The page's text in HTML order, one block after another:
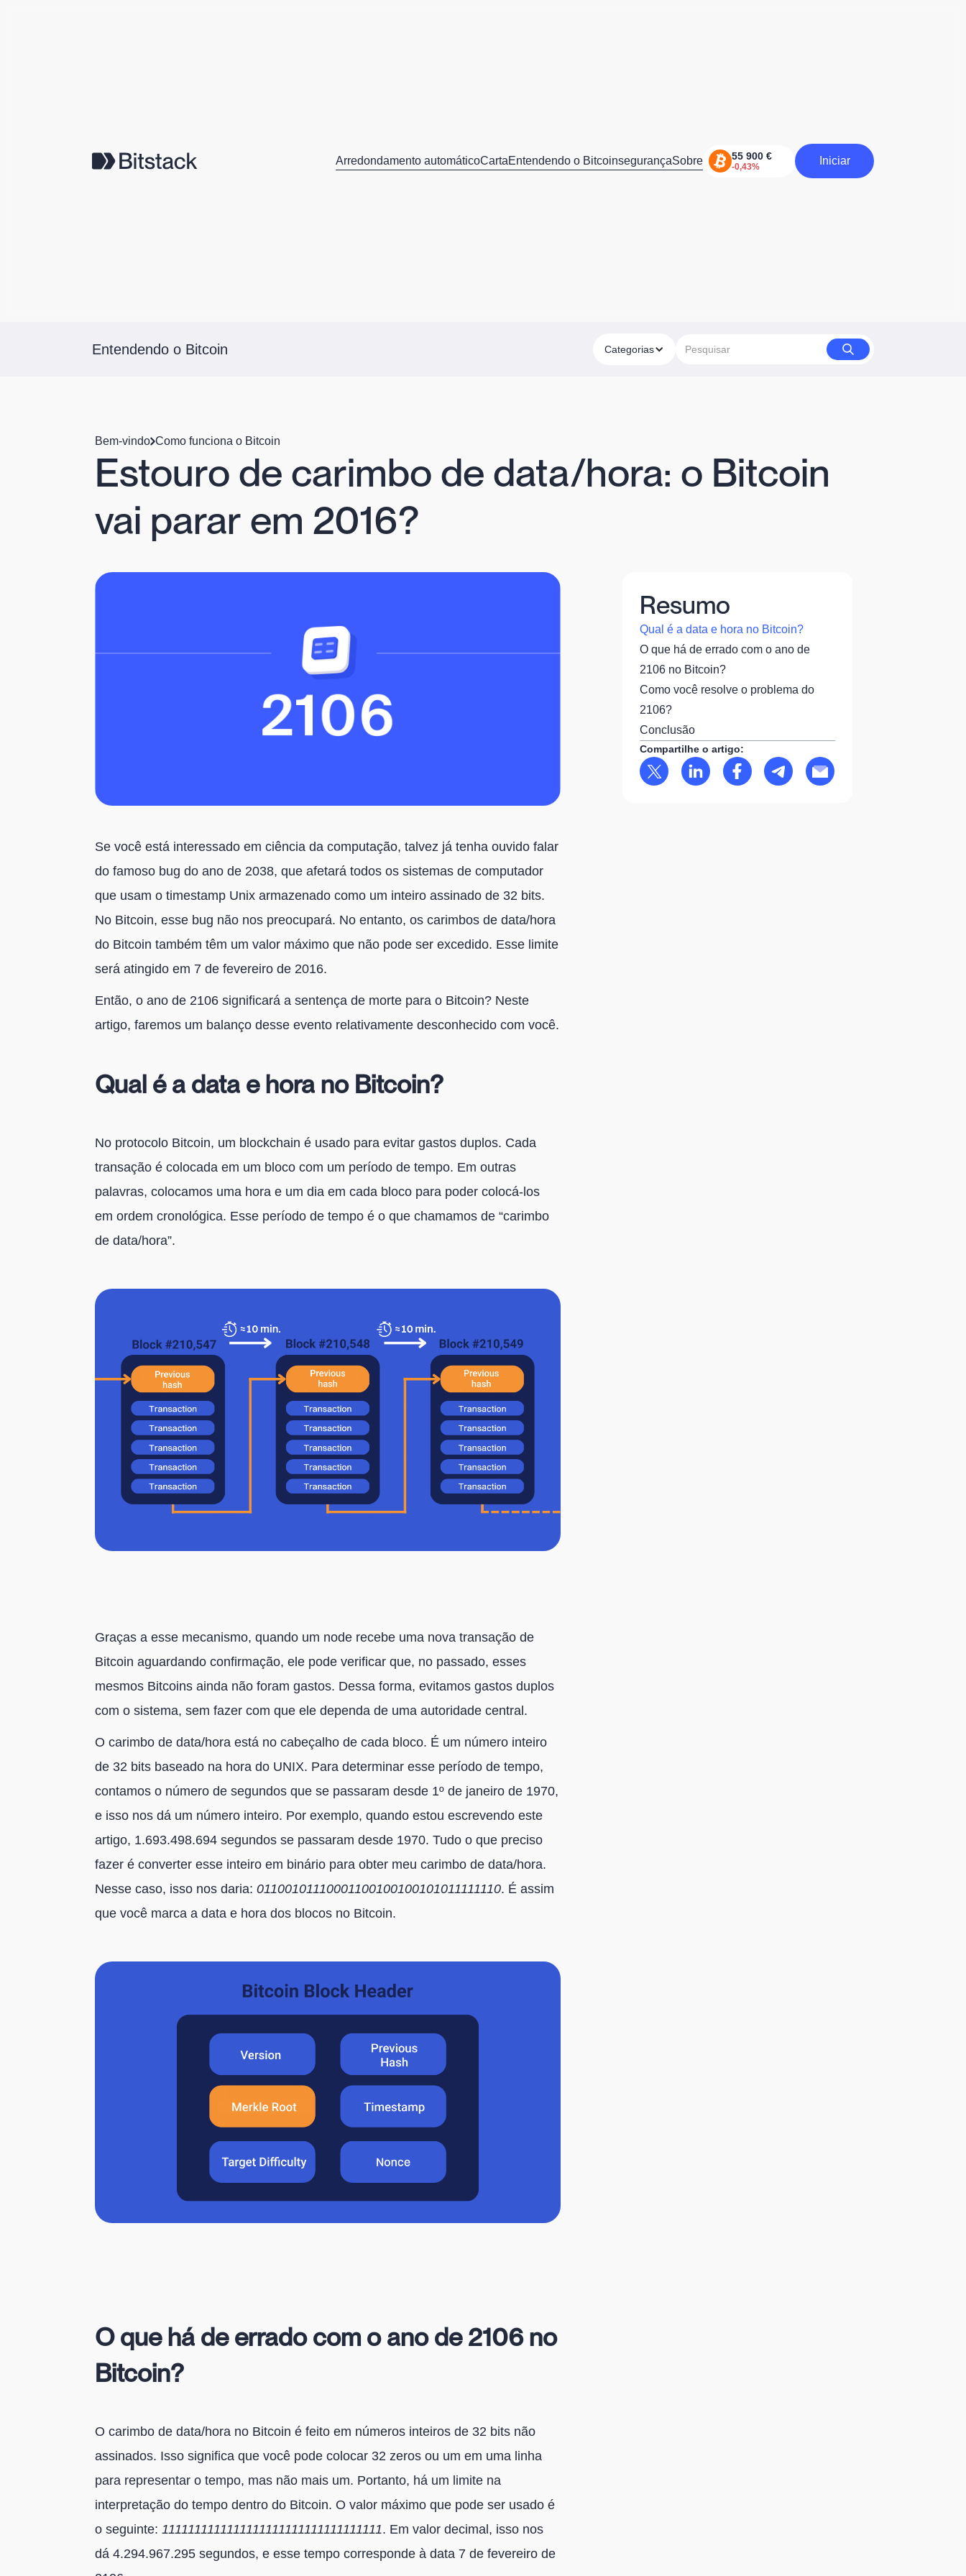
Arredondamento automáticoCartaEntendendo o BitcoinsegurançaSobre
Iniciar
Iniciar
Entendendo o Bitcoin Categorias
Bem-vindo Como funciona o Bitcoin
Estouro de carimbo de data/hora: o Bitcoin
vai parar em 2016?
Se você está interessado em ciência da computação, talvez já tenha ouvido falar
do famoso bug do ano de 2038, que afetará todos os sistemas de computador
que usam o timestamp Unix armazenado como um inteiro assinado de 32 bits.
No Bitcoin, esse bug não nos preocupará. No entanto, os carimbos de data/hora
do Bitcoin também têm um valor máximo que não pode ser excedido. Esse limite
será atingido em 7 de fevereiro de 2016.
Então, o ano de 2106 significará a sentença de morte para o Bitcoin? Neste
artigo, faremos um balanço desse evento relativamente desconhecido com você.
Qual é a data e hora no Bitcoin?
No protocolo Bitcoin, um blockchain é usado para evitar gastos duplos. Cada
transação é colocada em um bloco com um período de tempo. Em outras
palavras, colocamos uma hora e um dia em cada bloco para poder colocá-los
em ordem cronológica. Esse período de tempo é o que chamamos de “carimbo
de data/hora”.
Graças a esse mecanismo, quando um node recebe uma nova transação de
Bitcoin aguardando confirmação, ele pode verificar que, no passado, esses
mesmos Bitcoins ainda não foram gastos. Dessa forma, evitamos gastos duplos
com o sistema, sem fazer com que ele dependa de uma autoridade central.
O carimbo de data/hora está no cabeçalho de cada bloco. É um número inteiro
de 32 bits baseado na hora do UNIX. Para determinar esse período de tempo,
contamos o número de segundos que se passaram desde 1º de janeiro de 1970,
e isso nos dá um número inteiro. Por exemplo, quando estou escrevendo este
artigo, 1.693.498.694 segundos se passaram desde 1970. Tudo o que preciso
fazer é converter esse inteiro em binário para obter meu carimbo de data/hora.
Nesse caso, isso nos daria: 01100101110001100100100101011111110. É assim
que você marca a data e hora dos blocos no Bitcoin.
O que há de errado com o ano de 2106 no
Bitcoin?
O carimbo de data/hora no Bitcoin é feito em números inteiros de 32 bits não
assinados. Isso significa que você pode colocar 32 zeros ou um em uma linha
para representar o tempo, mas não mais um. Portanto, há um limite na
interpretação do tempo dentro do Bitcoin. O valor máximo que pode ser usado é
o seguinte: 1111111111111111111111111111111111. Em valor decimal, isso nos
dá 4.294.967.295 segundos, e esse tempo corresponde à data 7 de fevereiro de
Resumo
Qual é a data e hora no Bitcoin?
O que há de errado com o ano de
2106 no Bitcoin?
Como você resolve o problema do
2106?
Conclusão
Compartilhe o artigo: